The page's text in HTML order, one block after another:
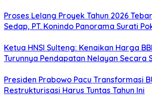
Proses Lelang Proyek Tahun 2026
Sedap, PT. Konindo Panorama Surati
Ketua HNSI Sulteng: Kenaikan Harga
Turunnya Pendapatan Nelayan Secara
Presiden Prabowo Pacu Transformasi
Restrukturisasi Harus Tuntas Tahun Ini